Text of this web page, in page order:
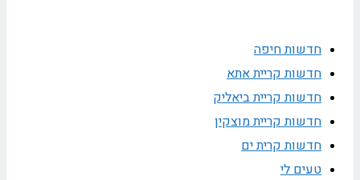
חדשות חיפה
חדשות קריית אתא
חדשות קריית ביאליק
חדשות קריית מוצקין
חדשות קרית ים
טעים לי